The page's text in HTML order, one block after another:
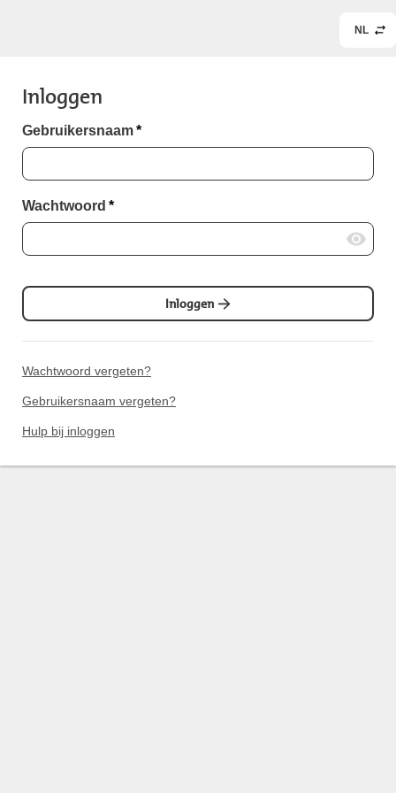
NL
Inloggen
Gebruikersnaam*
Wachtwoord *
Inloggen
Wachtwoord vergeten?
Gebruikersnaam vergeten?
Hulp bij inloggen